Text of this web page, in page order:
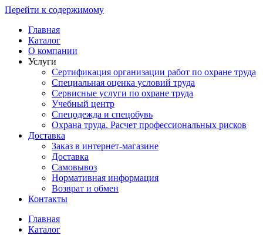
Перейти к содержимому
Главная
Каталог
О компании
Услуги
Сертификация организации работ по охране труда
Специальная оценка условий труда
Сервисные услуги по охране труда
Учебный центр
Спецодежда и спецобувь
Охрана труда. Расчет профессиональных рисков
Доставка
Заказ в интернет-магазине
Доставка
Самовывоз
Нормативная информация
Возврат и обмен
Контакты
Главная
Каталог